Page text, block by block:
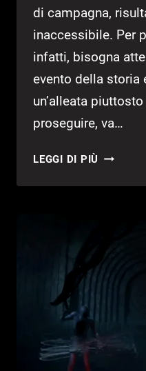
di campagna,
inaccessibile. Per
infatti, bisogna
evento della storia
un’alleata
proseguire, va…
LEGGI DI PIÙ GUIDA